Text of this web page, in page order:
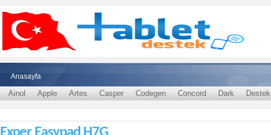
Anasayfa
Ainol Apple Artes Casper Codegen Concord Dark Destek